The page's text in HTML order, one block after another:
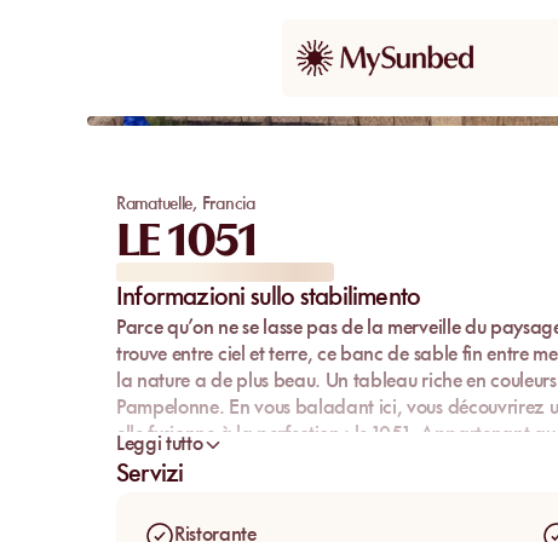
Ramatuelle, Francia
LE 1051
Informazioni sullo stabilimento
Parce qu’on ne se lasse pas de la merveille du
trouve entre ciel et terre, ce banc de sable fin entre
la nature a de plus beau. Un tableau riche en
Pampelonne. En vous baladant ici, vous découvrirez
elle fusionne à la perfection : le 1051. Appartenant
provençale au cœur des vignes, la plage de
Leggi tutto
Servizi
Ristorante